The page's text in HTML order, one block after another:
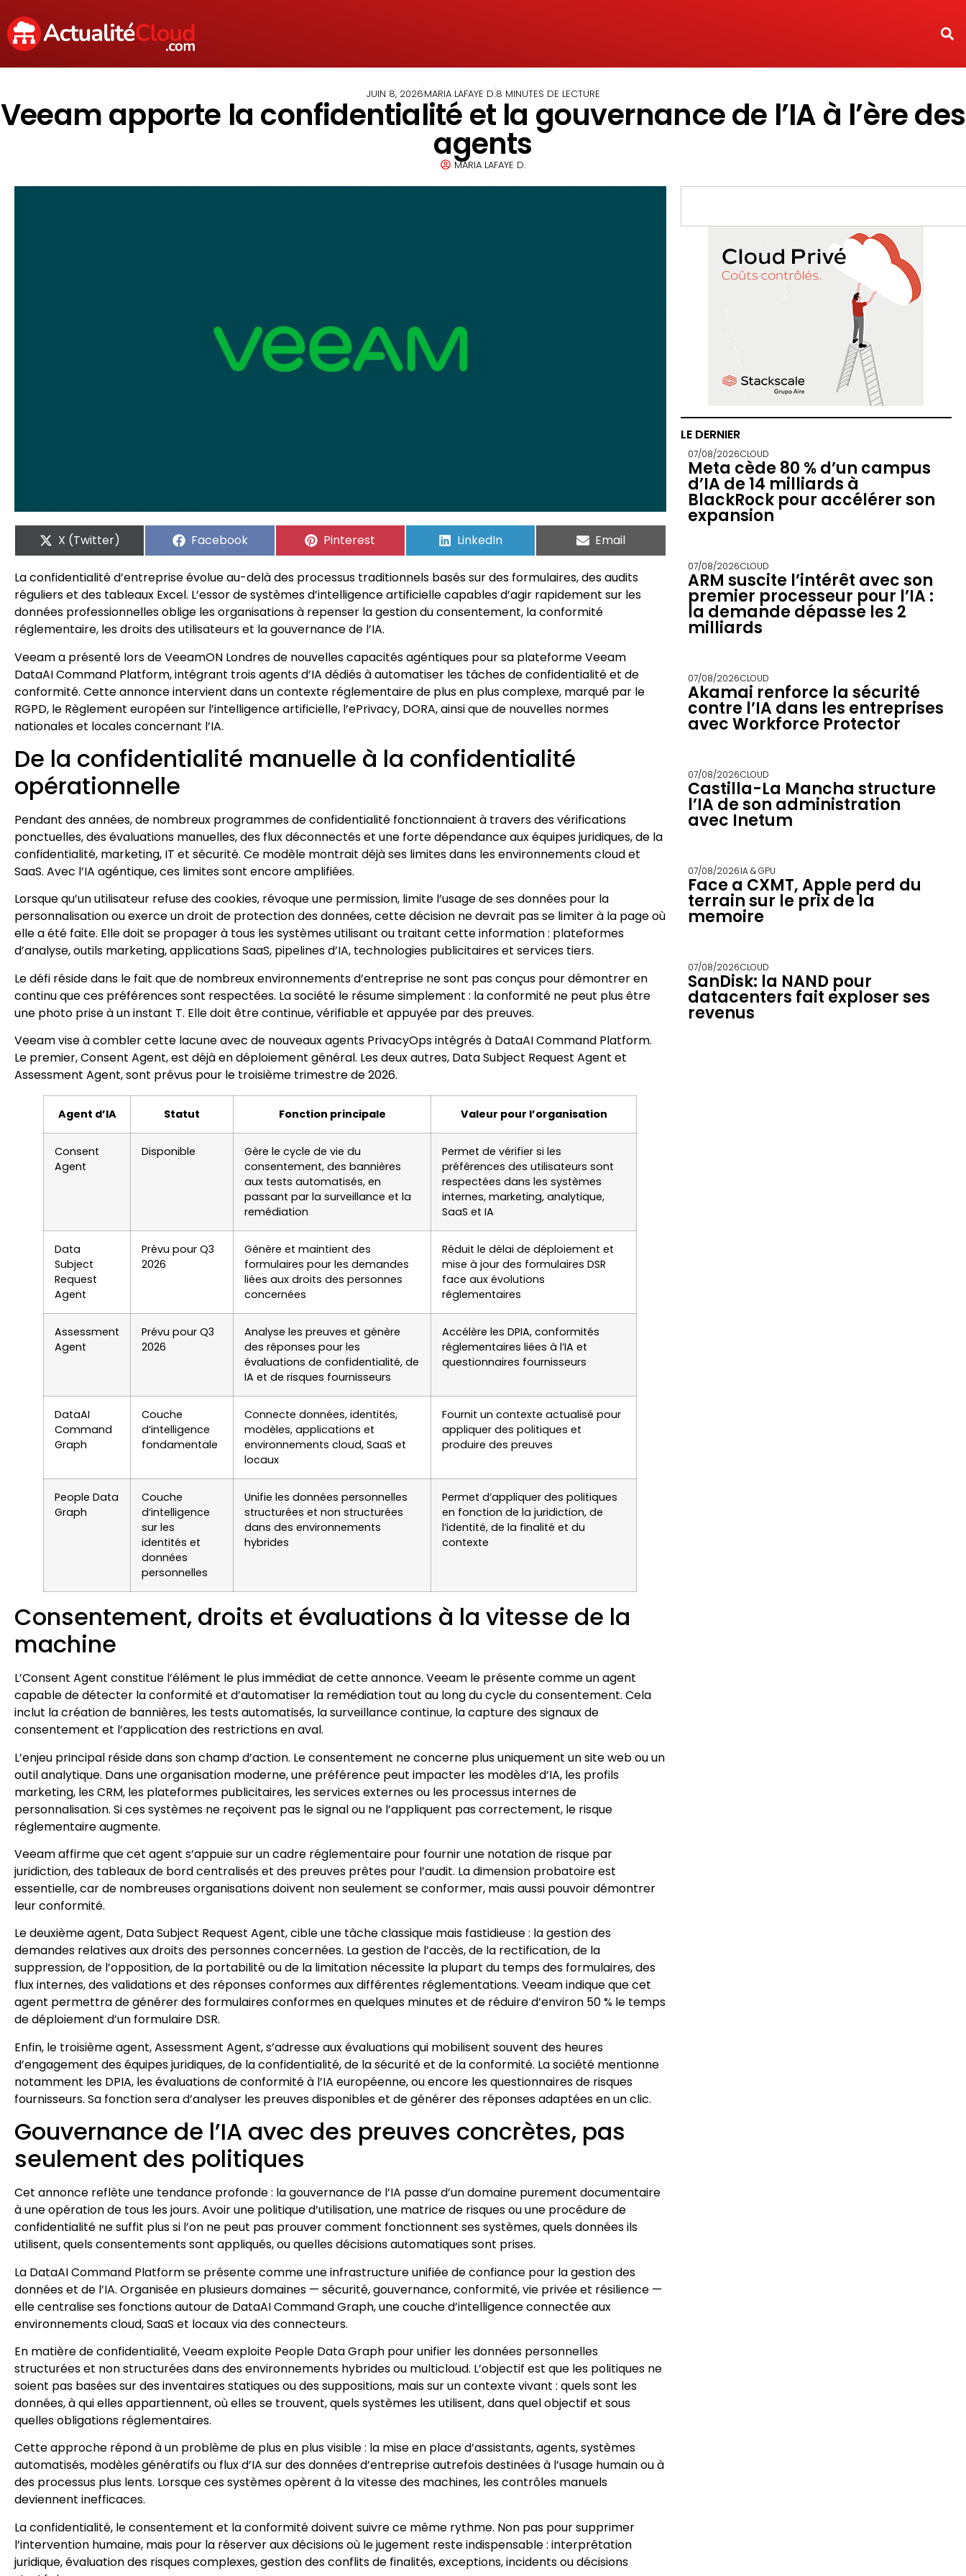
JUIN 8, 2026MARIA LAFAYE D.8 MINUTES DE LECTURE
Veeam apporte la confidentialité et la gouvernance de l’IA à l’ère des
agents
MARIA LAFAYE D.
X (Twitter) Facebook Pinterest LinkedIn Email
La confidentialité d’entreprise évolue au-delà des processus traditionnels basés sur des formulaires, des audits
réguliers et des tableaux Excel. L’essor de systèmes d’intelligence artificielle capables d’agir rapidement sur les
données professionnelles oblige les organisations à repenser la gestion du consentement, la conformité
réglementaire, les droits des utilisateurs et la gouvernance de l’IA.
Veeam a présenté lors de VeeamON Londres de nouvelles capacités agéntiques pour sa plateforme Veeam
DataAI Command Platform, intégrant trois agents d’IA dédiés à automatiser les tâches de confidentialité et de
conformité. Cette annonce intervient dans un contexte réglementaire de plus en plus complexe, marqué par le
RGPD, le Règlement européen sur l’intelligence artificielle, l’ePrivacy, DORA, ainsi que de nouvelles normes
nationales et locales concernant l’IA.
De la confidentialité manuelle à la confidentialité
opérationnelle
Pendant des années, de nombreux programmes de confidentialité fonctionnaient à travers des vérifications
ponctuelles, des évaluations manuelles, des flux déconnectés et une forte dépendance aux équipes juridiques, de la
confidentialité, marketing, IT et sécurité. Ce modèle montrait déjà ses limites dans les environnements cloud et
SaaS. Avec l’IA agéntique, ces limites sont encore amplifiées.
Lorsque qu’un utilisateur refuse des cookies, révoque une permission, limite l’usage de ses données pour la
personnalisation ou exerce un droit de protection des données, cette décision ne devrait pas se limiter à la page où
elle a été faite. Elle doit se propager à tous les systèmes utilisant ou traitant cette information : plateformes
d’analyse, outils marketing, applications SaaS, pipelines d’IA, technologies publicitaires et services tiers.
Le défi réside dans le fait que de nombreux environnements d’entreprise ne sont pas conçus pour démontrer en
continu que ces préférences sont respectées. La société le résume simplement : la conformité ne peut plus être
une photo prise à un instant T. Elle doit être continue, vérifiable et appuyée par des preuves.
Veeam vise à combler cette lacune avec de nouveaux agents PrivacyOps intégrés à DataAI Command Platform.
Le premier, Consent Agent, est déjà en déploiement général. Les deux autres, Data Subject Request Agent et
Assessment Agent, sont prévus pour le troisième trimestre de 2026.
Agent d’IA Statut Fonction principale Valeur pour l’organisation
Consent
Agent
Disponible
Gère le cycle de vie du
consentement, des bannières
aux tests automatisés, en
passant par la surveillance et la
remédiation
Permet de vérifier si les
préférences des utilisateurs sont
respectées dans les systèmes
internes, marketing, analytique,
SaaS et IA
Data
Subject
Request
Agent
Prévu pour Q3
2026
Génère et maintient des
formulaires pour les demandes
liées aux droits des personnes
concernées
Réduit le délai de déploiement et
mise à jour des formulaires DSR
face aux évolutions
réglementaires
Assessment
Agent
Prévu pour Q3
2026
Analyse les preuves et génère
des réponses pour les
évaluations de confidentialité, de
IA et de risques fournisseurs
Accélère les DPIA, conformités
réglementaires liées à l’IA et
questionnaires fournisseurs
DataAI
Command
Graph
Couche
d’intelligence
fondamentale
Connecte données, identités,
modèles, applications et
environnements cloud, SaaS et
locaux
Fournit un contexte actualisé pour
appliquer des politiques et
produire des preuves
People Data
Graph
Couche
d’intelligence
sur les
identités et
données
personnelles
Unifie les données personnelles
structurées et non structurées
dans des environnements
hybrides
Permet d’appliquer des politiques
en fonction de la juridiction, de
l’identité, de la finalité et du
contexte
Consentement, droits et évaluations à la vitesse de la
machine
L’Consent Agent constitue l’élément le plus immédiat de cette annonce. Veeam le présente comme un agent
capable de détecter la conformité et d’automatiser la remédiation tout au long du cycle du consentement. Cela
inclut la création de bannières, les tests automatisés, la surveillance continue, la capture des signaux de
consentement et l’application des restrictions en aval.
L’enjeu principal réside dans son champ d’action. Le consentement ne concerne plus uniquement un site web ou un
outil analytique. Dans une organisation moderne, une préférence peut impacter les modèles d’IA, les profils
marketing, les CRM, les plateformes publicitaires, les services externes ou les processus internes de
personnalisation. Si ces systèmes ne reçoivent pas le signal ou ne l’appliquent pas correctement, le risque
réglementaire augmente.
Veeam affirme que cet agent s’appuie sur un cadre réglementaire pour fournir une notation de risque par
juridiction, des tableaux de bord centralisés et des preuves prêtes pour l’audit. La dimension probatoire est
essentielle, car de nombreuses organisations doivent non seulement se conformer, mais aussi pouvoir démontrer
leur conformité.
Le deuxième agent, Data Subject Request Agent, cible une tâche classique mais fastidieuse : la gestion des
demandes relatives aux droits des personnes concernées. La gestion de l’accès, de la rectification, de la
suppression, de l’opposition, de la portabilité ou de la limitation nécessite la plupart du temps des formulaires, des
flux internes, des validations et des réponses conformes aux différentes réglementations. Veeam indique que cet
agent permettra de générer des formulaires conformes en quelques minutes et de réduire d’environ 50 % le temps
de déploiement d’un formulaire DSR.
Enfin, le troisième agent, Assessment Agent, s’adresse aux évaluations qui mobilisent souvent des heures
d’engagement des équipes juridiques, de la confidentialité, de la sécurité et de la conformité. La société mentionne
notamment les DPIA, les évaluations de conformité à l’IA européenne, ou encore les questionnaires de risques
fournisseurs. Sa fonction sera d’analyser les preuves disponibles et de générer des réponses adaptées en un clic.
Gouvernance de l’IA avec des preuves concrètes, pas
seulement des politiques
Cet annonce reflète une tendance profonde : la gouvernance de l’IA passe d’un domaine purement documentaire
à une opération de tous les jours. Avoir une politique d’utilisation, une matrice de risques ou une procédure de
confidentialité ne suffit plus si l’on ne peut pas prouver comment fonctionnent ses systèmes, quels données ils
utilisent, quels consentements sont appliqués, ou quelles décisions automatiques sont prises.
La DataAI Command Platform se présente comme une infrastructure unifiée de confiance pour la gestion des
données et de l’IA. Organisée en plusieurs domaines — sécurité, gouvernance, conformité, vie privée et résilience —
elle centralise ses fonctions autour de DataAI Command Graph, une couche d’intelligence connectée aux
environnements cloud, SaaS et locaux via des connecteurs.
En matière de confidentialité, Veeam exploite People Data Graph pour unifier les données personnelles
structurées et non structurées dans des environnements hybrides ou multicloud. L’objectif est que les politiques ne
soient pas basées sur des inventaires statiques ou des suppositions, mais sur un contexte vivant : quels sont les
données, à qui elles appartiennent, où elles se trouvent, quels systèmes les utilisent, dans quel objectif et sous
quelles obligations réglementaires.
Cette approche répond à un problème de plus en plus visible : la mise en place d’assistants, agents, systèmes
automatisés, modèles génératifs ou flux d’IA sur des données d’entreprise autrefois destinées à l’usage humain ou à
des processus plus lents. Lorsque ces systèmes opèrent à la vitesse des machines, les contrôles manuels
deviennent inefficaces.
La confidentialité, le consentement et la conformité doivent suivre ce même rythme. Non pas pour supprimer
l’intervention humaine, mais pour la réserver aux décisions où le jugement reste indispensable : interprétation
juridique, évaluation des risques complexes, gestion des conflits de finalités, exceptions, incidents ou décisions
LE DERNIER
07/08/2026CLOUD
Meta cède 80 % d’un campus
d’IA de 14 milliards à
BlackRock pour accélérer son
expansion
07/08/2026CLOUD
ARM suscite l’intérêt avec son
premier processeur pour l’IA :
la demande dépasse les 2
milliards
07/08/2026CLOUD
Akamai renforce la sécurité
contre l’IA dans les entreprises
avec Workforce Protector
07/08/2026CLOUD
Castilla-La Mancha structure
l’IA de son administration
avec Inetum
07/08/2026IA & GPU
Face a CXMT, Apple perd du
terrain sur le prix de la
memoire
07/08/2026CLOUD
SanDisk: la NAND pour
datacenters fait exploser ses
revenus